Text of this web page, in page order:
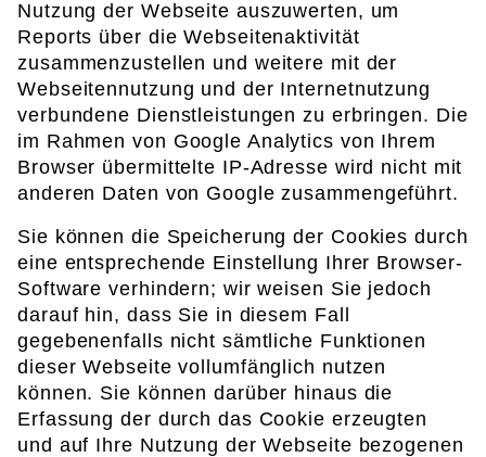
Nutzung der Webseite auszuwerten, um
Reports über die Webseitenaktivität
zusammenzustellen und weitere mit der
Webseitennutzung und der Internetnutzung
verbundene Dienstleistungen zu erbringen. Die
im Rahmen von Google Analytics von Ihrem
Browser übermittelte IP-Adresse wird nicht mit
anderen Daten von Google zusammengeführt.
Sie können die Speicherung der Cookies durch
eine entsprechende Einstellung Ihrer Browser-
Software verhindern; wir weisen Sie jedoch
darauf hin, dass Sie in diesem Fall
gegebenenfalls nicht sämtliche Funktionen
dieser Webseite vollumfänglich nutzen
können. Sie können darüber hinaus die
Erfassung der durch das Cookie erzeugten
und auf Ihre Nutzung der Webseite bezogenen